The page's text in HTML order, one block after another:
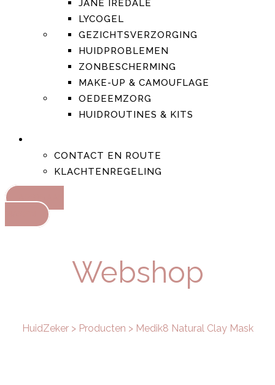
JANE IREDALE
LYCOGEL
GEZICHTSVERZORGING
HUIDPROBLEMEN
ZONBESCHERMING
MAKE-UP & CAMOUFLAGE
OEDEEMZORG
HUIDROUTINES & KITS
CONTACT EN ROUTE
KLACHTENREGELING
Webshop
HuidZeker> Producten > Medik8 Natural Clay Mask